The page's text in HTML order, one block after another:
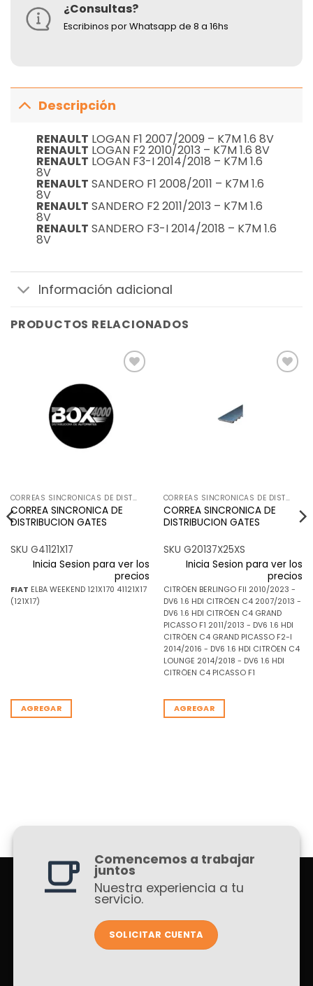
¿Consultas?
Escribinos por Whatsapp de 8 a 16hs
Descripción
RENAULT LOGAN F1 2007/2009 – K7M 1.6 8V
RENAULT LOGAN F2 2010/2013 – K7M 1.6 8V
RENAULT LOGAN F3-I 2014/2018 – K7M 1.6
8V
RENAULT SANDERO F1 2008/2011 – K7M 1.6
8V
RENAULT SANDERO F2 2011/2013 – K7M 1.6
8V
RENAULT SANDERO F3-I 2014/2018 – K7M 1.6
8V
Información adicional
PRODUCTOS RELACIONADOS
deseos
CORREAS SINCRONICAS DE DISTRIBUCION
CORREA SINCRONICA DE
DISTRIBUCION GATES
SKU G41121X17
Inicia Sesion para ver los
precios
FIAT ELBA WEEKEND 121X170 41121X17
(121X17)
AGREGAR
CORREAS SINCRONICAS DE DISTRIBUCION
CORREA SINCRONICA DE
DISTRIBUCION GATES
SKU G20137X25XS
Inicia Sesion para ver los
precios
CITRÖEN BERLINGO FII 2010/2023 -
DV6 1.6 HDI CITRÖEN C4 2007/2013 -
DV6 1.6 HDI CITRÖEN C4 GRAND
PICASSO F1 2011/2013 - DV6 1.6 HDI
CITRÖEN C4 GRAND PICASSO F2-I
2014/2016 - DV6 1.6 HDI CITRÖEN C4
LOUNGE 2014/2018 - DV6 1.6 HDI
CITRÖEN C4 PICASSO F1
AGREGAR
Comencemos a trabajar
juntos
Nuestra experiencia a tu
servicio.
SOLICITAR CUENTA